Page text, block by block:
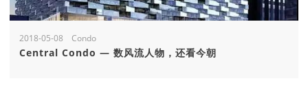
2018-05-08 Condo
Central Condo — 数风流人物，还看今朝